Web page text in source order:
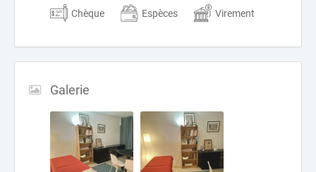
Chèque
Espèces Virement
Galerie